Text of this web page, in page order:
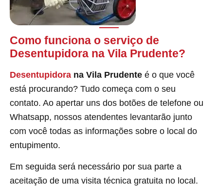
Como funciona o serviço de
Desentupidora na Vila Prudente?
Desentupidora na Vila Prudente é o que você
está procurando? Tudo começa com o seu
contato. Ao apertar uns dos botões de telefone ou
Whatsapp, nossos atendentes levantarão junto
com você todas as informações sobre o local do
entupimento.
Em seguida será necessário por sua parte a
aceitação de uma visita técnica gratuita no local.